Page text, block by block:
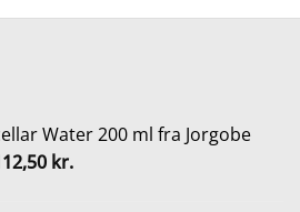
134,95 kr.. 249,95 kr..
Water 200 ml fra Jorgobe
kr.Den